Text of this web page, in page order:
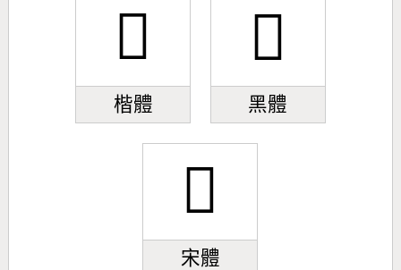
𣅢
楷體
𣅢
黑體
𣅢
宋體